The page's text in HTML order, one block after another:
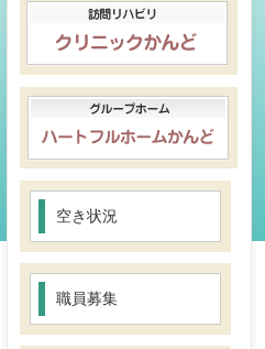
空き状況
職員募集